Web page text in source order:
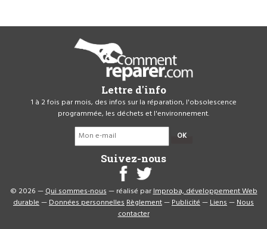
Lettre d'info
1 à 2 fois par mois, des infos sur la réparation, l'obsolescence
programmée, les déchets et l'environnement.
OK
Suivez-nous
© 2026 —Qui sommes-nous— réalisé parImproba, développement Web
durable—Données personnellesRèglement—Publicité—Liens—Nous
contacter